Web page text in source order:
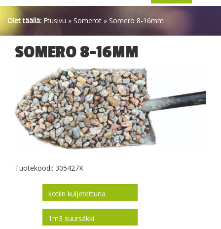
Olet täällä: Etusivu » Somerot » Somero 8-16mm
SOMERO 8-16MM
Tuotekoodi: 305427K